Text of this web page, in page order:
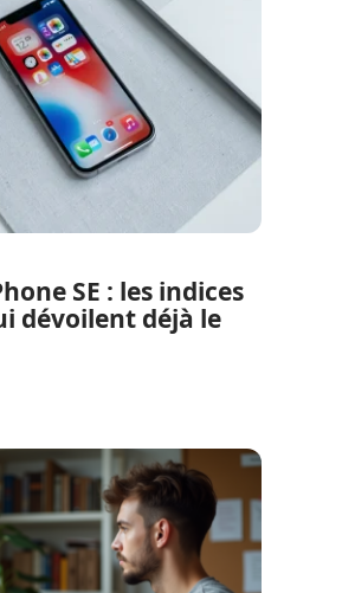
SE : les indices
dévoilent déjà le